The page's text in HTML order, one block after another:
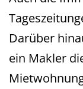
Darüber
ein Makler